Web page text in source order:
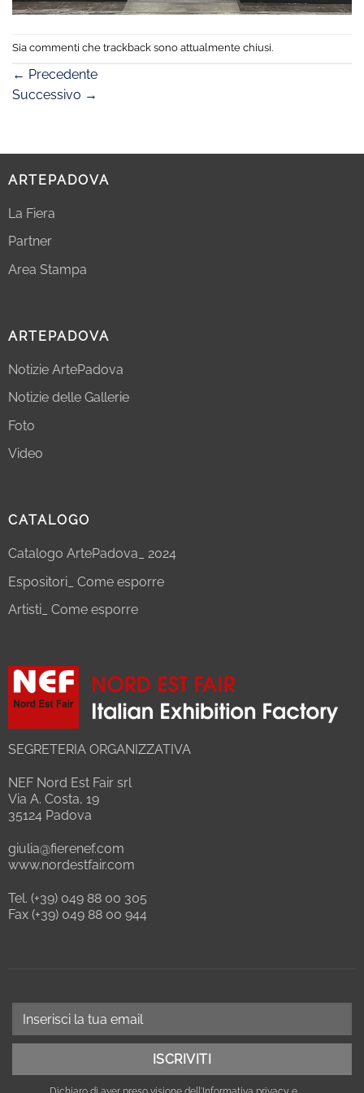
Sia commenti che trackback sono attualmente chiusi.
← Precedente
Successivo →
ARTEPADOVA
La Fiera
Partner
Area Stampa
ARTEPADOVA
Notizie ArtePadova
Notizie delle Gallerie
Foto
Video
CATALOGO
Catalogo ArtePadova_ 2024
Espositori_ Come esporre
Artisti_ Come esporre
SEGRETERIA ORGANIZZATIVA
NEF Nord Est Fair srl
Via A. Costa, 19
35124 Padova
giulia@fierenef.com
www.nordestfair.com
Tel. (+39) 049 88 00 305
Fax (+39) 049 88 00 944